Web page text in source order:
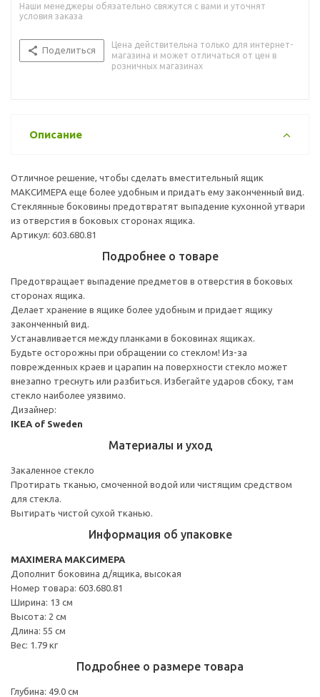
Наши менеджеры обязательно свяжутся с вами и уточнят
условия заказа
Поделиться
Цена действительна только для интернет-
магазина и может отличаться от цен в
розничных магазинах
Описание
Отличное решение, чтобы сделать вместительный ящик
МАКСИМЕРА еще более удобным и придать ему законченный вид.
Стеклянные боковины предотвратят выпадение кухонной утвари
из отверстия в боковых сторонах ящика.
Артикул: 603.680.81
Подробнее о товаре
Предотвращает выпадение предметов в отверстия в боковых
сторонах ящика.
Делает хранение в ящике более удобным и придает ящику
законченный вид.
Устанавливается между планками в боковинах ящиках.
Будьте осторожны при обращении со стеклом! Из-за
поврежденных краев и царапин на поверхности стекло может
внезапно треснуть или разбиться. Избегайте ударов сбоку, там
стекло наиболее уязвимо.
Дизайнер:
IKEA of Sweden
Материалы и уход
Закаленное стекло
Протирать тканью, смоченной водой или чистящим средством
для стекла.
Вытирать чистой сухой тканью.
Информация об упаковке
MAXIMERA МАКСИМЕРА
Дополнит боковина д/ящика, высокая
Номер товара: 603.680.81
Ширина: 13 см
Высота: 2 см
Длина: 55 см
Вес: 1.79 кг
Подробнее о размере товара
Глубина: 49.0 см